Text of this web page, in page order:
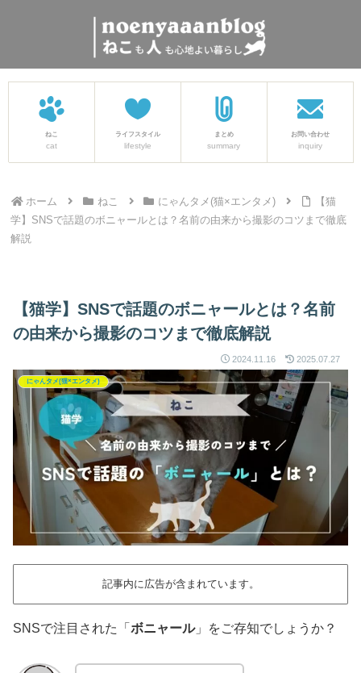
ねこ
cat
ライフスタイル
lifestyle
まとめ
summary
お問い合わせ
inquiry
ホーム ねこ にゃんタメ(猫×エンタメ)
【猫
学】SNSで話題のボニャールとは？名前の由来から撮影のコツまで徹底
解説
【猫学】SNSで話題のボニャールとは？名前
の由来から撮影のコツまで徹底解説
2024.11.16 2025.07.27
にゃんタメ(猫×エンタメ)
記事内に広告が含まれています。
SNSで注目された「 ボニャール」をご存知でしょうか？